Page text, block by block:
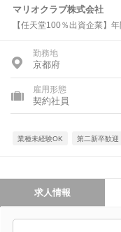
マリオクラブ株式会社
【任天堂100％出資企業】
勤務地
京都府
雇用形態
契約社員
業種未経験OK 第二新卒歓迎
求人情報